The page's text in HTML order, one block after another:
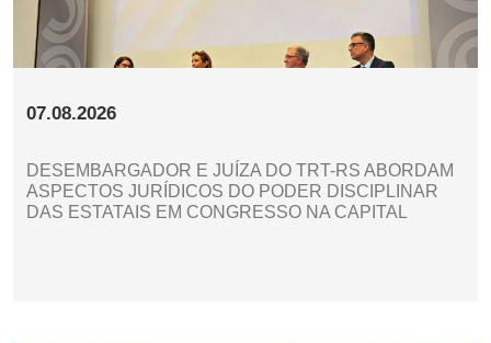
07.08.2026
DESEMBARGADOR E JUÍZA DO TRT-RS ABORDAM
ASPECTOS JURÍDICOS DO PODER DISCIPLINAR
DAS ESTATAIS EM CONGRESSO NA CAPITAL